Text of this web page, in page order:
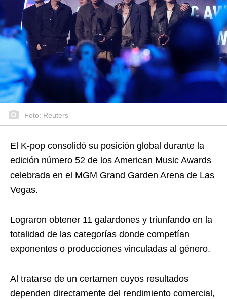
Foto: Reuters
El K-pop consolidó su posición global durante la
edición número 52 de los American Music Awards
celebrada en el MGM Grand Garden Arena de Las
Vegas.
Lograron obtener 11 galardones y triunfando en la
totalidad de las categorías donde competían
exponentes o producciones vinculadas al género.
Al tratarse de un certamen cuyos resultados
dependen directamente del rendimiento comercial,